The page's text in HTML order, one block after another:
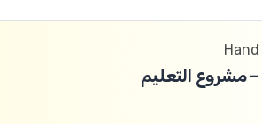
مشروع التعليم